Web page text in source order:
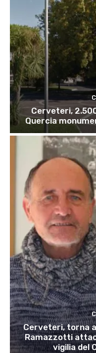
Cerveteri,
Quercia
Cerveteri, torna
Ramazzotti
vigilia del